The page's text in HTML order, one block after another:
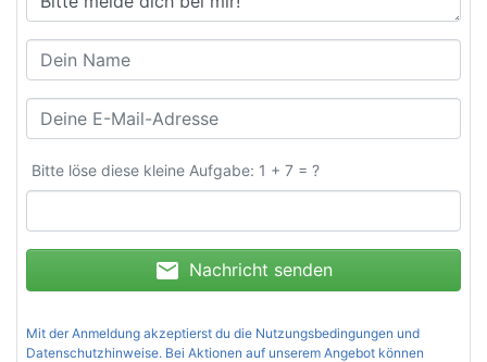
Bitte löse diese kleine Aufgabe: 1 + 7 = ?
mail Nachricht senden
Mit der Anmeldung akzeptierst du die Nutzungsbedingungen und
Datenschutzhinweise. Bei Aktionen auf unserem Angebot können